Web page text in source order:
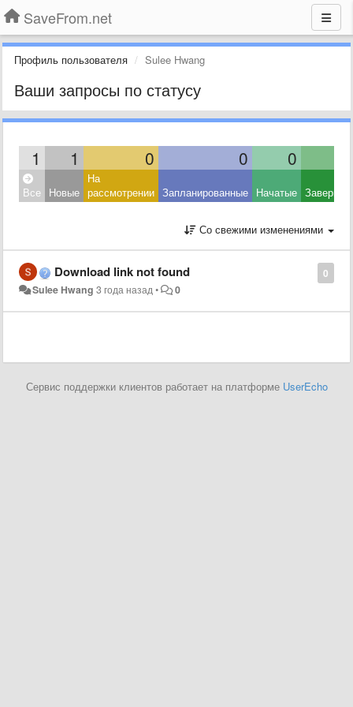
SaveFrom.net
Профиль пользователя Sulee Hwang
Ваши запросы по статусу
1 1 0 0 0
Все Новые
На
рассмотрении Запланированные Начатые
Со свежими изменениями
0
Download link not found
Sulee Hwang 3 года назад• 0
Сервис поддержки клиентов работает на платформе UserEcho